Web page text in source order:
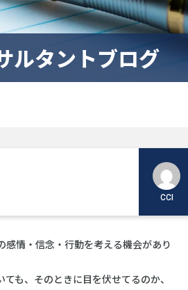
ルタントブログ
CCI
感情・信念・行動を考える機会があり
も、そのときに目を伏せてるのか、